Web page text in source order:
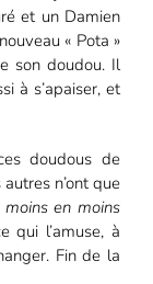
et un Damien
« Pota »
son doudou. Il
à s’apaiser, et
doudous de
autres n’ont que
en moins
qui l’amuse, à
Fin de la